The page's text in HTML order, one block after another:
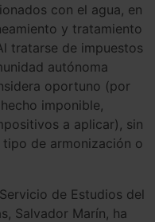
con el agua, en
y tratamiento
tratarse de impuestos
autónoma
oportuno (por
imponible,
a aplicar), sin
de armonización o
de Estudios del
Salvador Marín, ha